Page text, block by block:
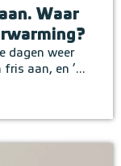
Waar
dagen weer
aan, en ’...